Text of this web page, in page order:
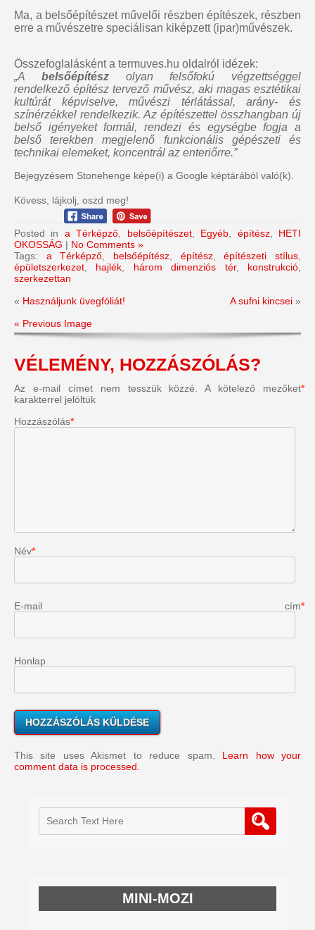
Ma, a belsőépítészet művelői részben építészek, részben
erre a művészetre speciálisan kiképzett (ipar)művészek.
Összefoglalásként a termuves.hu oldalról idézek:
„A belsőépítészolyan felsőfokú végzettséggel
rendelkező építész tervező művész, aki magas esztétikai
kultúrát képviselve, művészi térlátással, arány- és
színérzékkel rendelkezik. Az építészettel összhangban új
belső igényeket formál, rendezi és egységbe fogja a
belső terekben megjelenő funkcionális gépészeti és
technikai elemeket, koncentrál az enteriőrre.”
Bejegyzésem Stonehenge képe(i) a Google képtárából való(k).
Kövess, lájkolj, oszd meg!
Posted in a Térképző belsőépítészet, Egyéb építész, HETI
OKOSSÁG | No Comments »
Tags: a Térképző belsőépítész építész,építészeti stílus
épületszerkezet
hajlék három dimenziós tér, konstrukció
szerkezettan
« Használjunk üvegfóliát! A sufni kincsei »
« Previous Image
VÉLEMÉNY, HOZZÁSZÓLÁS?
Az e-mail címet nem tesszük közzé. A kötelező mezőket*
karakterrel jelöltük
Hozzászólás*
Név*
E-mail cím*
Honlap
This site uses Akismet to reduce spam. Learn how your
comment data is processed.
MINI-MOZI